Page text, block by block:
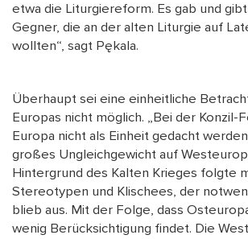
etwa die Liturgiereform. Es gab und
Gegner, die an der alten Liturgie auf
wollten“, sagt Pękala.
Überhaupt sei eine einheitliche
Europas nicht möglich. „Bei der Konzil-
Europa nicht als Einheit gedacht
großes Ungleichgewicht auf
Hintergrund des Kalten Krieges folgte
Stereotypen und Klischees, der
blieb aus. Mit der Folge, dass
wenig Berücksichtigung findet. Die